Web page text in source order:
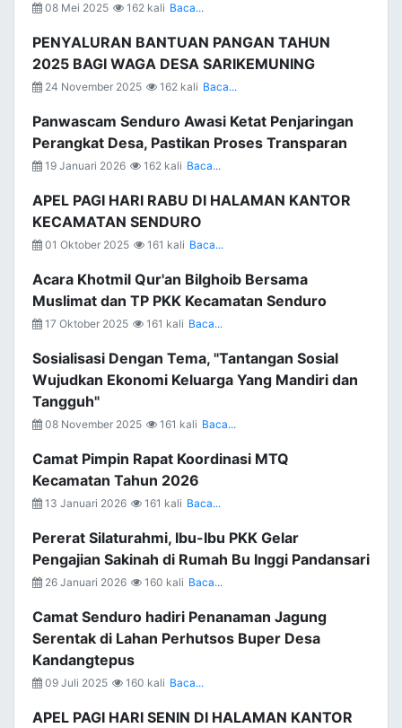
08 Mei 2025 162 kali Baca...
PENYALURAN BANTUAN PANGAN TAHUN
2025 BAGI WAGA DESA SARIKEMUNING
24 November 2025 162 kali Baca...
Panwascam Senduro Awasi Ketat Penjaringan
Perangkat Desa, Pastikan Proses Transparan
19 Januari 2026 162 kali Baca...
APEL PAGI HARI RABU DI HALAMAN KANTOR
KECAMATAN SENDURO
01 Oktober 2025 161 kali Baca...
Acara Khotmil Qur'an Bilghoib Bersama
Muslimat dan TP PKK Kecamatan Senduro
17 Oktober 2025 161 kali Baca...
Sosialisasi Dengan Tema, "Tantangan Sosial
Wujudkan Ekonomi Keluarga Yang Mandiri dan
Tangguh"
08 November 2025 161 kali Baca...
Camat Pimpin Rapat Koordinasi MTQ
Kecamatan Tahun 2026
13 Januari 2026 161 kali Baca...
Pererat Silaturahmi, Ibu-Ibu PKK Gelar
Pengajian Sakinah di Rumah Bu Inggi Pandansari
26 Januari 2026 160 kali Baca...
Camat Senduro hadiri Penanaman Jagung
Serentak di Lahan Perhutsos Buper Desa
Kandangtepus
09 Juli 2025 160 kali Baca...
APEL PAGI HARI SENIN DI HALAMAN KANTOR